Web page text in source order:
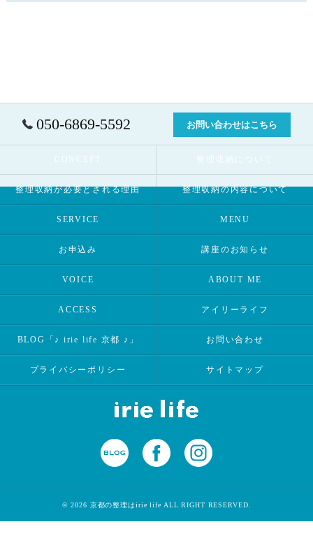
050-6869-5592 お問い合わせはこちら
CONCEPT 整理収納について
整理収納が必要とされる理由 整理収納の内容について
SERVICE MENU
お申込み 講座のお知らせ
VOICE ABOUT ME
ACCESS アイリーライフ
BLOG「♪ irie life 京都 ♪」 お問い合わせ
プライバシーポリシー サイトマップ
© 2026 京都の整理はirie life ALL RIGHT RESERVED.